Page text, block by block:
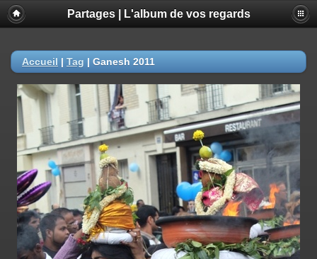
Partages | L'album de vos regards
Accueil | Tag | Ganesh 2011